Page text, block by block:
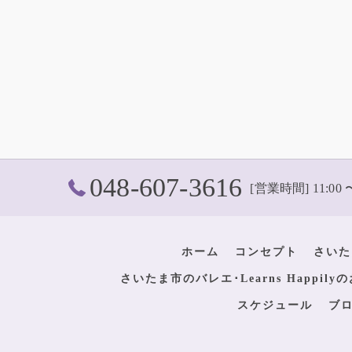
048-607-3616 [営業時間] 11:00
ホーム コンセプト さい
さいたま市のバレエ･Learns Happilyの
スケジュール ブ